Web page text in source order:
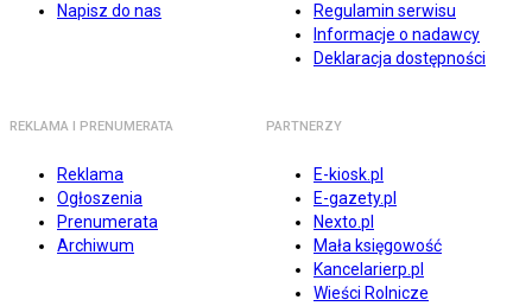
Napisz do nas
Regulamin serwisu
Informacje o nadawcy
Deklaracja dostępności
REKLAMA I PRENUMERATA
Reklama
Ogłoszenia
Prenumerata
Archiwum
PARTNERZY
E-kiosk.pl
E-gazety.pl
Nexto.pl
Mała księgowość
Kancelarierp.pl
Wieści Rolnicze